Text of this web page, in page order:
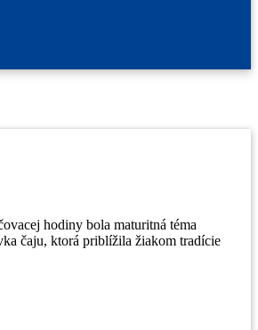
hodiny bola maturitná téma
čaju, ktorá priblížila žiakom tradície